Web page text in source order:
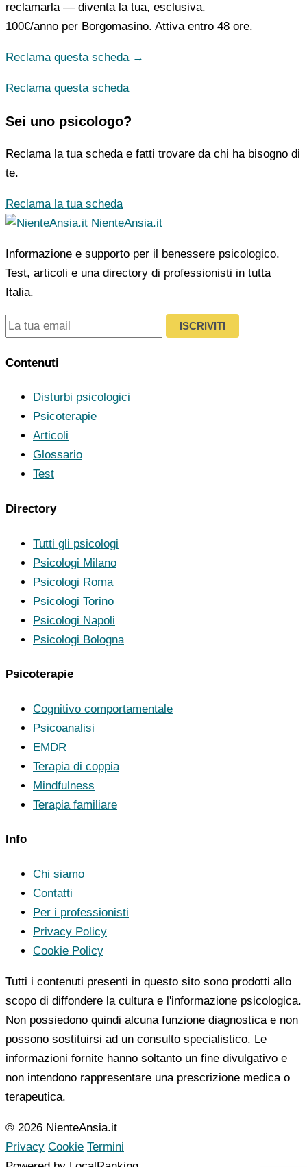
reclamarla — diventa la tua, esclusiva.
100€/anno per Borgomasino. Attiva entro 48 ore.
Reclama questa scheda →
Reclama questa scheda
Sei uno psicologo?
Reclama la tua scheda e fatti trovare da chi ha bisogno di
te.
Reclama la tua scheda
NienteAnsia.it
Informazione e supporto per il benessere psicologico.
Test, articoli e una directory di professionisti in tutta
Italia.
ISCRIVITI
Contenuti
Disturbi psicologici
Psicoterapie
Articoli
Glossario
Test
Directory
Tutti gli psicologi
Psicologi Milano
Psicologi Roma
Psicologi Torino
Psicologi Napoli
Psicologi Bologna
Psicoterapie
Cognitivo comportamentale
Psicoanalisi
EMDR
Terapia di coppia
Mindfulness
Terapia familiare
Info
Chi siamo
Contatti
Per i professionisti
Privacy Policy
Cookie Policy
Tutti i contenuti presenti in questo sito sono prodotti allo
scopo di diffondere la cultura e l'informazione psicologica.
Non possiedono quindi alcuna funzione diagnostica e non
possono sostituirsi ad un consulto specialistico. Le
informazioni fornite hanno soltanto un fine divulgativo e
non intendono rappresentare una prescrizione medica o
terapeutica.
© 2026 NienteAnsia.it
Privacy Cookie Termini